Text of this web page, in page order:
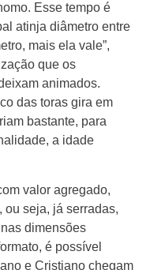
Esse tempo é
atinja diâmetro entre
mais ela vale”,
que os
animados.
das toras gira em
bastante, para
a idade
valor agregado,
ou seja, já serradas,
dimensões
é possível
e Cristiano chegam